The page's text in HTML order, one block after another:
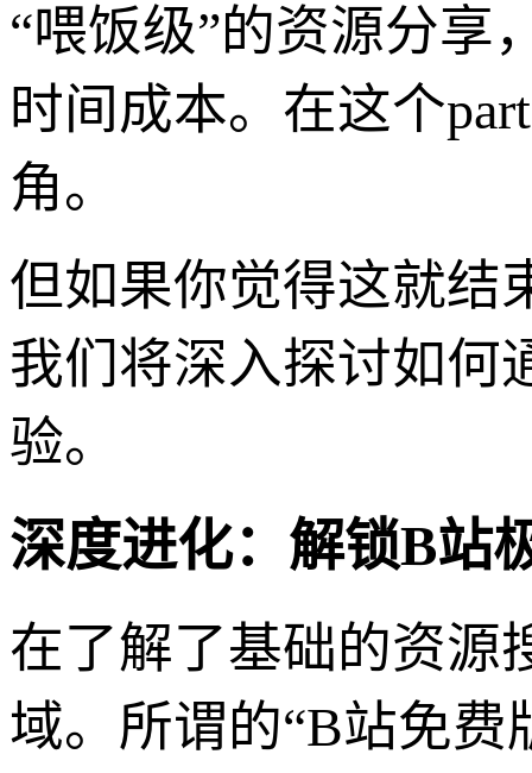
“喂饭级”的资源分享
时间成本。在这个
角。
但如果你觉得这就结
我们将深入探讨如何
验。
深度进化：解锁B站
在了解了基础的资源
域。所谓的“B站免